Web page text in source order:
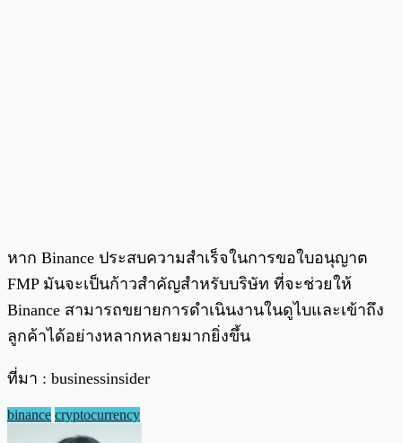
หาก Binance ประสบความสำเร็จในการขอใบอนุญาต
FMP มันจะเป็นก้าวสำคัญสำหรับบริษัท ที่จะช่วยให้
Binance สามารถขยายการดำเนินงานในดูไบและเข้าถึง
ลูกค้าได้อย่างหลากหลายมากยิ่งขึ้น
ที่มา : businessinsider
binance cryptocurrency